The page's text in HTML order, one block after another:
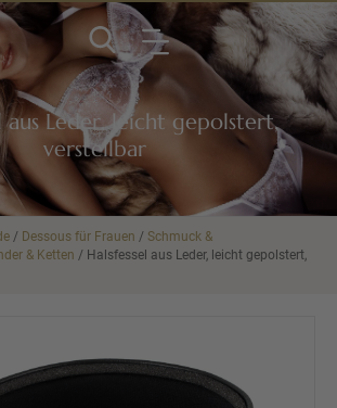
aus Leder, leicht gepolstert,
verstellbar
/ Dessous für Frauen / Schmuck &
& Ketten / Halsfessel aus Leder, leicht gepolstert,